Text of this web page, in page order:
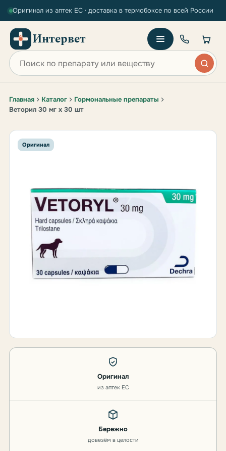
Оригинал из аптек ЕС · доставка в термобоксе по всей России
Интервет
Поиск по сайту
Главная Каталог
Гормональные препараты
Веторил 30 мг х 30 шт
Оригинал
Оригинал
из аптек ЕС
Бережно
довезём в целости